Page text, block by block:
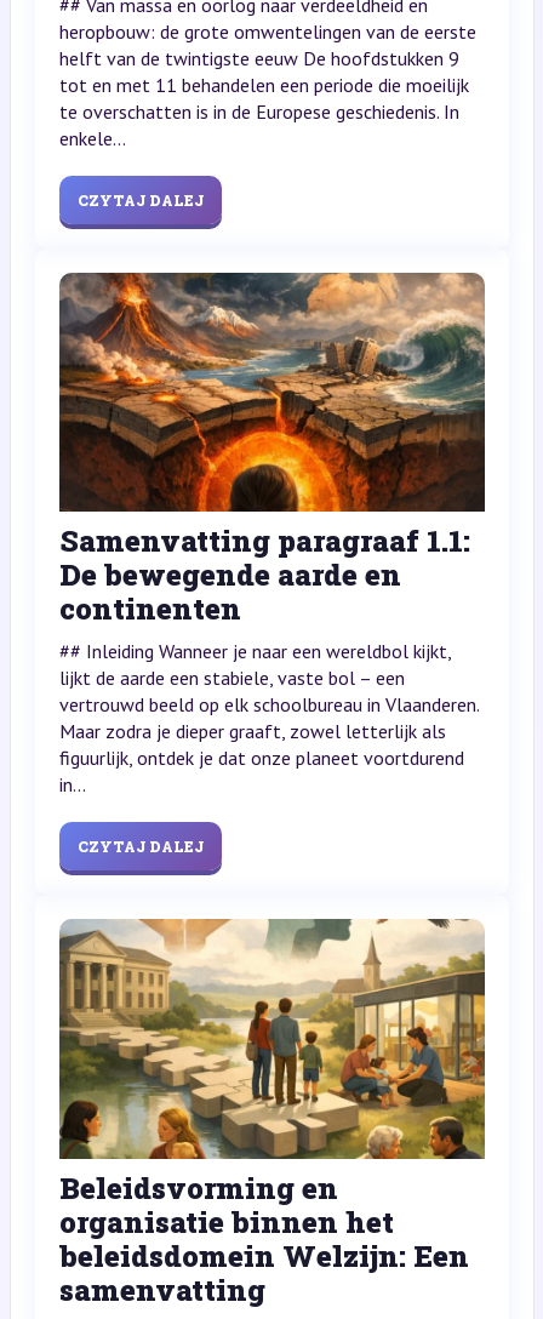
heropbouw: de grote omwentelingen van de eerste
helft van de twintigste eeuw De hoofdstukken 9
tot en met 11 behandelen een periode die moeilijk
te overschatten is in de Europese geschiedenis. In
enkele...
CZYTAJ DALEJ
Samenvatting paragraaf 1.1:
De bewegende aarde en
continenten
## Inleiding Wanneer je naar een wereldbol kijkt,
lijkt de aarde een stabiele, vaste bol – een
vertrouwd beeld op elk schoolbureau in Vlaanderen.
Maar zodra je dieper graaft, zowel letterlijk als
figuurlijk, ontdek je dat onze planeet voortdurend
in...
CZYTAJ DALEJ
Beleidsvorming en
organisatie binnen het
beleidsdomein Welzijn: Een
samenvatting